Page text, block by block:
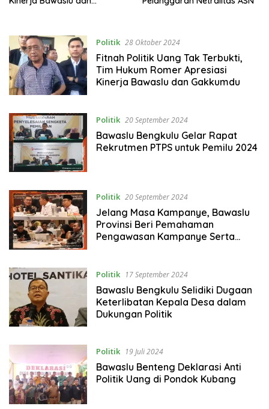
Politik 28 Oktober 2024
Fitnah Politik Uang Tak Terbukti,
Tim Hukum Romer Apresiasi
Kinerja Bawaslu dan Gakkumdu
Politik 20 September 2024
Bawaslu Bengkulu Gelar Rapat
Rekrutmen PTPS untuk Pemilu 2024
Politik 20 September 2024
Jelang Masa Kampanye, Bawaslu
Provinsi Beri Pemahaman
Pengawasan Kampanye Serta
Politik 17 September 2024
Bawaslu Bengkulu Selidiki Dugaan
Keterlibatan Kepala Desa dalam
Dukungan Politik
Politik 19 Juli 2024
Bawaslu Benteng Deklarasi Anti
Politik Uang di Pondok Kubang